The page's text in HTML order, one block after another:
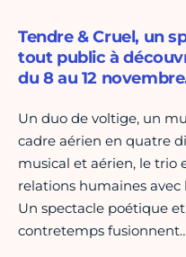
Tendre & Cruel, un
tout public à
du 8 au 12
Un duo de voltige, un
cadre aérien en quatre
musical et aérien, le trio
relations humaines
Un spectacle poétique
contretemps